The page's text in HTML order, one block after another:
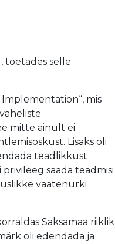
toetades selle
mis
mitte ainult ei
Lisaks oli
teadlikkust
saada teadmisi
vaatenurki
Saksamaa riiklik
oli edendada ja